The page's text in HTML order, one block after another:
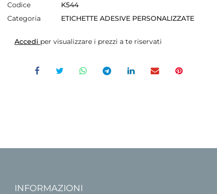
Codice
K544
Categoria
ETICHETTE ADESIVE PERSONALIZZATE
Accedi per visualizzare i prezzi a te riservati
INFORMAZIONI